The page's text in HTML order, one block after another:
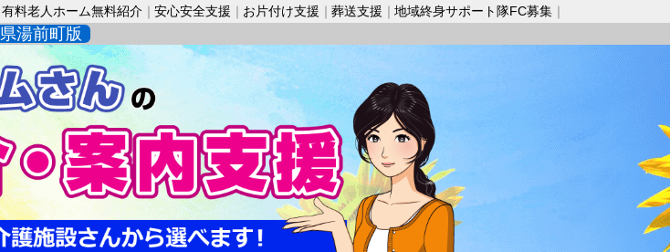
有料老人ホーム無料紹介 安心安全支援 お片付け支援 葬送支援 地域終身サポート隊FC募集
湯前町版